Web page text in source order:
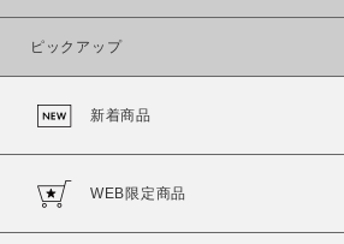
カラー
ピックアップ
新着商品
WEB限定商品